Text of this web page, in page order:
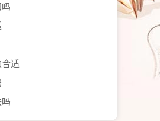
合适